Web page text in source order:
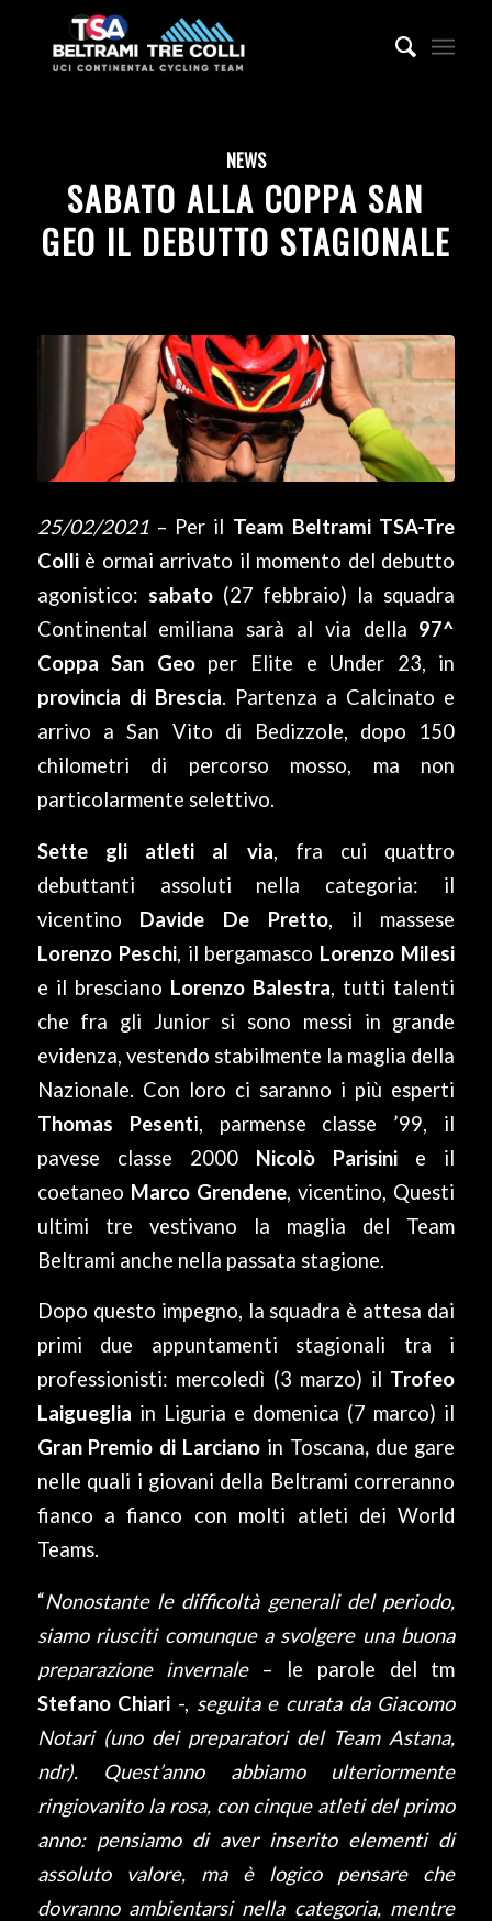
NEWS
SABATO ALLA COPPA SAN
GEO IL DEBUTTO STAGIONALE
25/02/2021– Per il Team Beltrami TSA-Tre
Colli è ormai arrivato il momento del debutto
agonistico: sabato (27 febbraio) la squadra
Continental emiliana sarà al via della 97^
Coppa San Geoper Elite e Under 23, in
provincia di Brescia. Partenza a Calcinato e
arrivo a San Vito di Bedizzole, dopo 150
chilometri di percorso mosso, ma non
particolarmente selettivo.
Sette gli atleti al via, fra cui quattro
debuttanti assoluti nella categoria: il
vicentino Davide De Pretto, il massese
Lorenzo Peschi, il bergamasco Lorenzo Milesi
e il bresciano Lorenzo Balestra, tutti talenti
che fra gli Junior si sono messi in grande
evidenza, vestendo stabilmente la maglia della
Nazionale. Con loro ci saranno i più esperti
Thomas Pesenti, parmense classe ’99, il
pavese classe 2000 Nicolò Parisini e il
coetaneo Marco Grendene, vicentino, Questi
ultimi tre vestivano la maglia del Team
Beltrami anche nella passata stagione.
Dopo questo impegno, la squadra è attesa dai
primi due appuntamenti stagionali tra i
professionisti: mercoledì (3 marzo) il Trofeo
Laigueglia in Liguria e domenica (7 marco) il
Gran Premio di Larciano in Toscana,due gare
nelle quali i giovani della Beltrami correranno
fianco a fianco con molti atleti dei World
Teams.
“Nonostante le difficoltà generali del periodo,
siamo riusciti comunque a svolgere una buona
preparazione invernale – le parole del tm
Stefano Chiari -, seguita e curata da Giacomo
Notari (uno dei preparatori del Team Astana,
ndr). Quest’anno abbiamo ulteriormente
ringiovanito la rosa, con cinque atleti del primo
anno: pensiamo di aver inserito elementi di
assoluto valore, ma è logico pensare che
dovranno ambientarsi nella categoria, mentre